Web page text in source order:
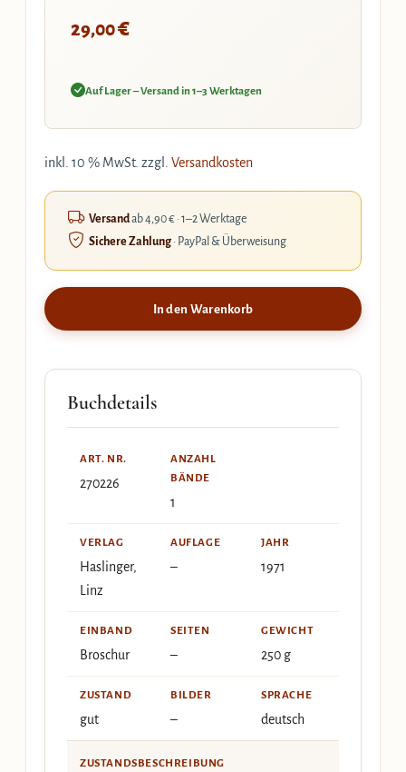
29,00€
Auf Lager – Versand in 1–3 Werktagen
inkl. 10 % MwSt. zzgl. Versandkosten
Versandab 4,90 € · 1–2 Werktage
Sichere Zahlung· PayPal & Überweisung
In den Warenkorb
Buchdetails
ART. NR.
270226
ANZAHL
BÄNDE
1
VERLAG
Haslinger,
Linz
AUFLAGE
–
JAHR
1971
EINBAND
Broschur
SEITEN
–
GEWICHT
250 g
ZUSTAND
gut
BILDER
–
SPRACHE
deutsch
ZUSTANDSBESCHREIBUNG